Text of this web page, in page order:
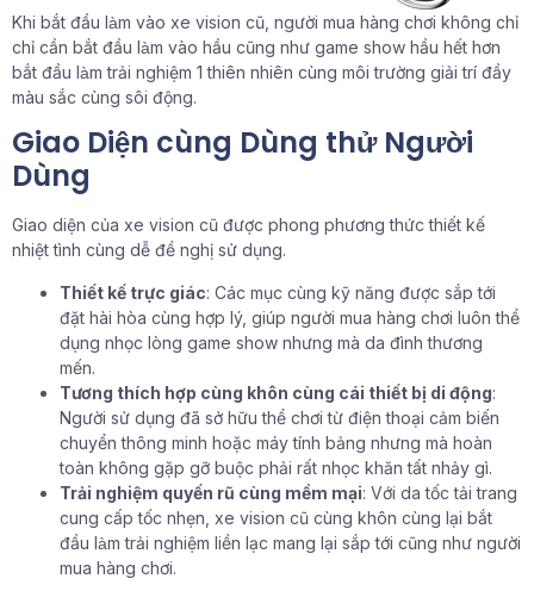
Khi bắt đầu làm vào xe vision cũ, người mua hàng chơi không chỉ
chỉ cần bắt đầu làm vào hầu cũng như game show hầu hết hơn
bắt đầu làm trải nghiệm 1 thiên nhiên cùng môi trường giải trí đầy
màu sắc cùng sôi động.
Giao Diện cùng Dùng thử Người
Dùng
Giao diện của xe vision cũ được phong phương thức thiết kế
nhiệt tình cùng dễ đề nghị sử dụng.
Thiết kế trực giác: Các mục cùng kỹ năng được sắp tới
đặt hài hòa cùng hợp lý, giúp người mua hàng chơi luôn thể
dụng nhọc lòng game show nhưng mà da đình thương
mến.
Tương thích hợp cùng khôn cùng cái thiết bị di động:
Người sử dụng đã sở hữu thể chơi từ điện thoại cảm biến
chuyển thông minh hoặc máy tính bảng nhưng mà hoàn
toàn không gặp gỡ buộc phải rất nhọc khăn tất nhảy gì.
Trải nghiệm quyến rũ cùng mềm mại: Với da tốc tải trang
cung cấp tốc nhẹn, xe vision cũ cùng khôn cùng lại bắt
đầu làm trải nghiệm liền lạc mang lại sắp tới cũng như người
mua hàng chơi.